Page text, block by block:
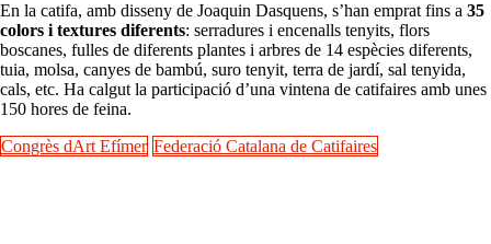
En la catifa, amb disseny de Joaquin Dasquens, s’han emprat fins a 35
colors i textures diferents: serradures i encenalls tenyits, flors
boscanes, fulles de diferents plantes i arbres de 14 espècies diferents,
tuia, molsa, canyes de bambú, suro tenyit, terra de jardí, sal tenyida,
cals, etc. Ha calgut la participació d’una vintena de catifaires amb unes
150 hores de feina.
Congrès dArt Efímer Federació Catalana de Catifaires